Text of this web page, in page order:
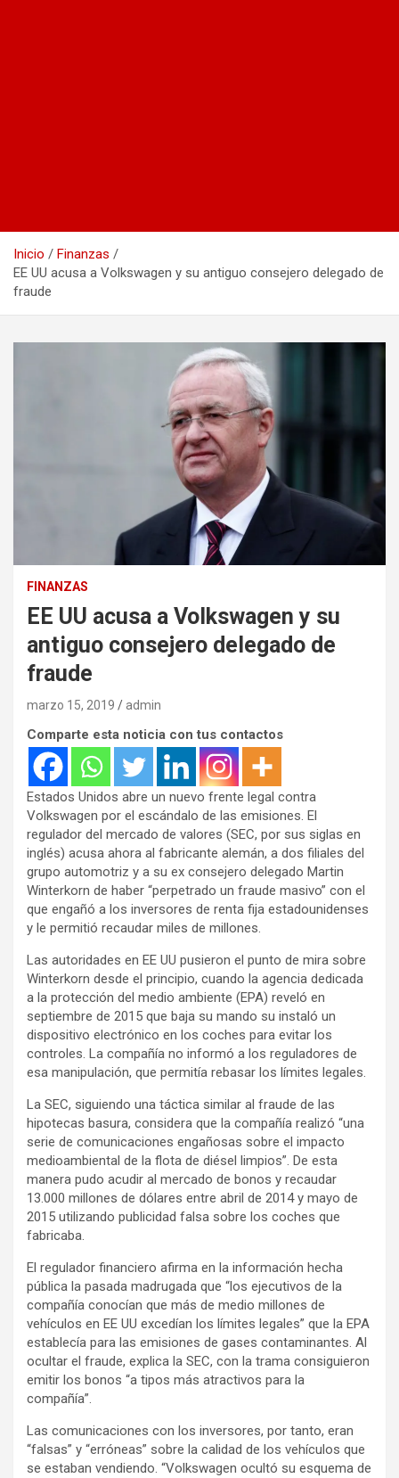
Inicio
Finanzas
EE UU acusa a Volkswagen y su antiguo consejero delegado de
fraude
FINANZAS
EE UU acusa a Volkswagen y su
antiguo consejero delegado de
fraude
marzo 15, 2019 admin
Comparte esta noticia con tus contactos
Estados Unidos abre un nuevo frente legal contra
Volkswagen por el escándalo de las emisiones. El
regulador del mercado de valores (SEC, por sus siglas en
inglés) acusa ahora al fabricante alemán, a dos filiales del
grupo automotriz y a su ex consejero delegado Martin
Winterkorn de haber “perpetrado un fraude masivo” con el
que engañó a los inversores de renta fija estadounidenses
y le permitió recaudar miles de millones.
Las autoridades en EE UU pusieron el punto de mira sobre
Winterkorn desde el principio, cuando la agencia dedicada
a la protección del medio ambiente (EPA) reveló en
septiembre de 2015 que baja su mando su instaló un
dispositivo electrónico en los coches para evitar los
controles. La compañía no informó a los reguladores de
esa manipulación, que permitía rebasar los límites legales.
La SEC, siguiendo una táctica similar al fraude de las
hipotecas basura, considera que la compañía realizó “una
serie de comunicaciones engañosas sobre el impacto
medioambiental de la flota de diésel limpios”. De esta
manera pudo acudir al mercado de bonos y recaudar
13.000 millones de dólares entre abril de 2014 y mayo de
2015 utilizando publicidad falsa sobre los coches que
fabricaba.
El regulador financiero afirma en la información hecha
pública la pasada madrugada que “los ejecutivos de la
compañía conocían que más de medio millones de
vehículos en EE UU excedían los límites legales” que la EPA
establecía para las emisiones de gases contaminantes. Al
ocultar el fraude, explica la SEC, con la trama consiguieron
emitir los bonos “a tipos más atractivos para la
compañía”.
Las comunicaciones con los inversores, por tanto, eran
“falsas” y “erróneas” sobre la calidad de los vehículos que
se estaban vendiendo. “Volkswagen ocultó su esquema de